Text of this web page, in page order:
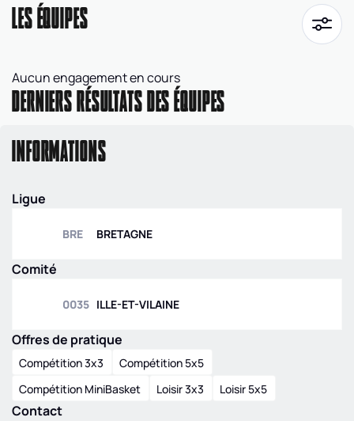
LES ÉQUIPES
Aucun engagement en cours
DERNIERS RÉSULTATS DES ÉQUIPES
INFORMATIONS
Ligue
BRE BRETAGNE
Comité
0035 ILLE-ET-VILAINE
Offres de pratique
Compétition 3x3
Compétition 5x5
Compétition MiniBasket
Loisir 3x3 Loisir 5x5
Contact